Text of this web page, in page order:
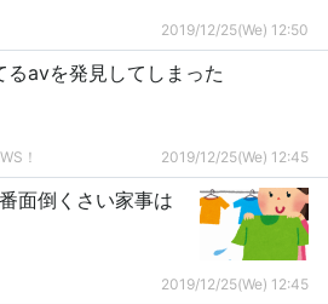
2019/12/25(We) 12:50
るavを発見してしまった
！ 2019/12/25(We) 12:45
面倒くさい家事は
2019/12/25(We) 12:45